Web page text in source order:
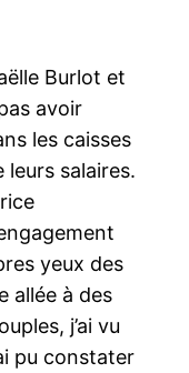
Burlot et
avoir
les caisses
leurs salaires.
yeux des
allée à des
j’ai vu
pu constater